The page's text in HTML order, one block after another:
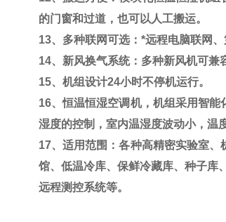
的门窗和过道，也可以人工搬运。
13、多种联网可选：*远程电脑联网
14、新风换气系统：多种新风机可兼
15、机组设计24小时不停机运行。
16、恒温恒湿空调机，机组采用智能
湿度的控制，室内温湿度波动小，温
17、适用范围：各种高精密实验室
馆、低温冷库、保鲜冷藏库、种子库
远程测控系统等。